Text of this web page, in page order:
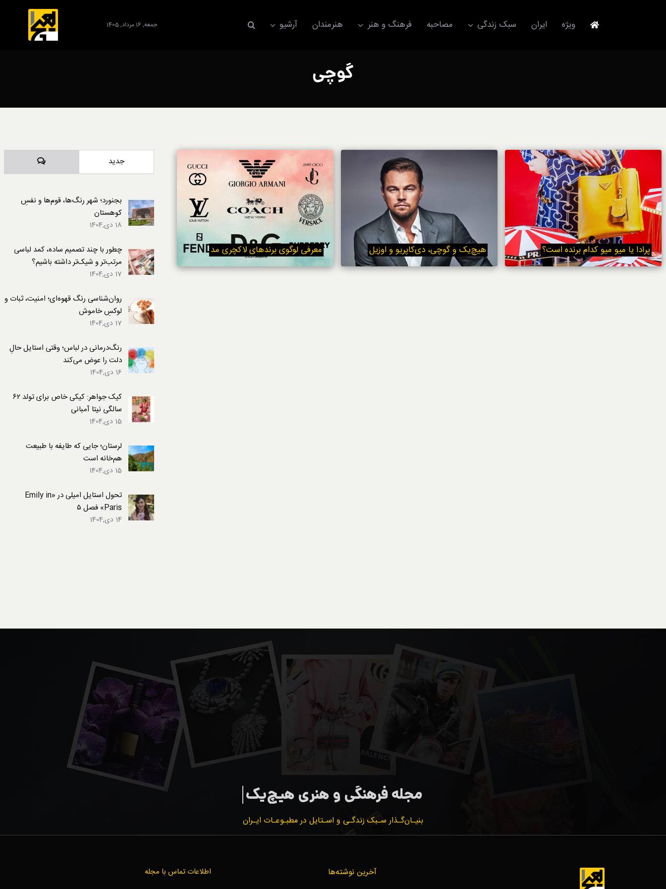
ویژه ایران سبک زندگی
استایل
آداب معاشرت
خوردنی‌ها
استایل لباس
مصاحبه فرهنگ و هنر هنرمندان آرشیو جمعه, 16 مرداد, 1405
گوچی
پرادا یا میو میو کدام برنده است؟ هیچ‌یک و گوچی، دی‌کاپریو و اوزیل معرفی لوگوی برندهای لاکچری مد
جدید دیدگاه‌ها
بجنورد؛ شهر رنگ‌ها، قوم‌ها و نفسِ
کوهستان
18 دی,1404
چطور با چند تصمیم ساده، کمد لباسی
مرتب‌تر و شیک‌تر داشته باشیم؟
17 دی,1404
روان‌شناسی رنگ قهوه‌ای؛ امنیت، ثبات و
لوکسِ خاموش
17 دی,1404
رنگ‌درمانی در لباس؛ وقتی استایل حالِ
دلت را عوض می‌کند
16 دی,1404
کیک جواهر: کیکی خاص برای تولد ۶۲
سالگی نیتا آمبانی
15 دی,1404
لرستان؛ جایی که طایفه با طبیعت
هم‌خانه است
15 دی,1404
تحول استایل امیلی در «Emily in
Paris» فصل ۵
14 دی,1404
بنیـان‌گـذار سـبک زندگـی و اسـتایل در مطبـوعـات ایـران
آخرین نوشته‌ها اطلاعات تماس با مجله